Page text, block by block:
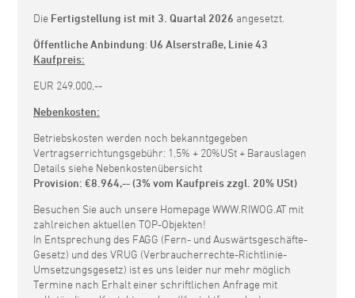
Die Fertigstellung ist mit 3. Quartal 2026 angesetzt.
Öffentliche Anbindung: U6 Alserstraße, Linie 43
Kaufpreis:
EUR 249.000,--
Nebenkosten:
Betriebskosten werden noch bekanntgegeben
Vertragserrichtungsgebühr: 1,5% + 20%USt + Barauslagen
Details siehe Nebenkostenübersicht
Provision: €8.964,-- (3% vom Kaufpreis zzgl. 20% USt)
Besuchen Sie auch unsere Homepage WWW.RIWOG.AT mit
zahlreichen aktuellen TOP-Objekten!
In Entsprechung des FAGG (Fern- und Auswärtsgeschäfte-
Gesetz) und des VRUG (Verbraucherrechte-Richtlinie-
Umsetzungsgesetz) ist es uns leider nur mehr möglich
Termine nach Erhalt einer schriftlichen Anfrage mit